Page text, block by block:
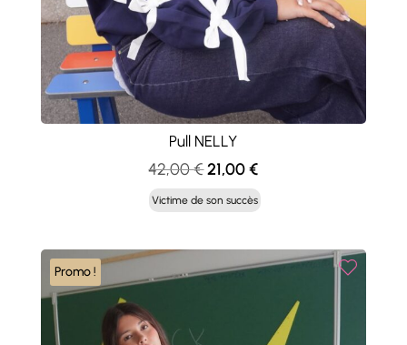
Pull NELLY
42,00€Le
prix
initial
42,00 €.
21,00€Le
prix
actuel
21,00 €.
Victime de son succès
Promo !